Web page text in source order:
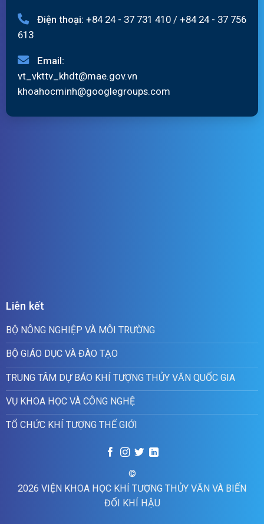
Điện thoại: +84 24 - 37 731 410 / +84 24 - 37 756
613
Email:
vt_vkttv_khdt@mae.gov.vn
khoahocminh@googlegroups.com
Liên kết
BỘ NÔNG NGHIỆP VÀ MÔI TRƯỜNG
BỘ GIÁO DỤC VÀ ĐÀO TẠO
TRUNG TÂM DỰ BÁO KHÍ TƯỢNG THỦY VĂN QUỐC GIA
VỤ KHOA HỌC VÀ CÔNG NGHỆ
TỔ CHỨC KHÍ TƯỢNG THẾ GIỚI
©
2026 VIỆN KHOA HỌC KHÍ TƯỢNG THỦY VĂN VÀ BIẾN
ĐỔI KHÍ HẬU